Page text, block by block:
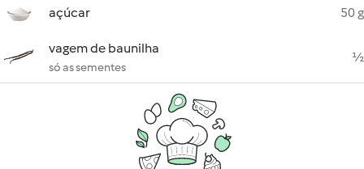
açúcar 50 g
vagem de baunilha
só as sementes
½